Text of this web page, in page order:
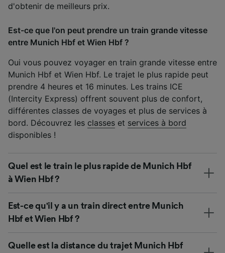
d'obtenir de meilleurs prix.
Est-ce que l'on peut prendre un train grande vitesse
entre Munich Hbf et Wien Hbf ?
Oui vous pouvez voyager en train grande vitesse entre
Munich Hbf et Wien Hbf. Le trajet le plus rapide peut
prendre 4 heures et 16 minutes. Les trains ICE
(Intercity Express) offrent souvent plus de confort,
différentes classes de voyages et plus de services à
bord. Découvrez les classes et services à bord
disponibles !
Quel est le train le plus rapide de Munich Hbf
à Wien Hbf ?
Est-ce qu'il y a un train direct entre Munich
Hbf et Wien Hbf ?
Quelle est la distance du trajet Munich Hbf